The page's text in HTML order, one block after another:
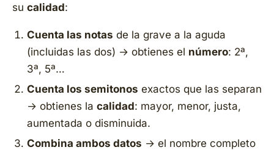
su calidad:
Cuenta las notas de la grave a la aguda
(incluidas las dos) → obtienes el número: 2ª,
3ª, 5ª…
Cuenta los semitonos exactos que las separan
→ obtienes la calidad: mayor, menor, justa,
aumentada o disminuida.
Combina ambos datos → el nombre completo